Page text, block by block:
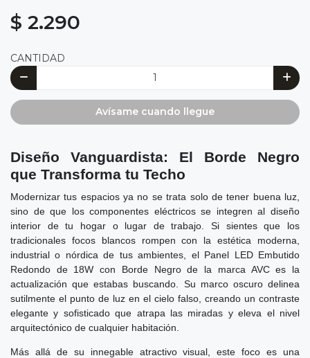
$ 2.290
CANTIDAD
Avísame cuando llegue
Diseño Vanguardista: El Borde Negro
que Transforma tu Techo
Modernizar tus espacios ya no se trata solo de tener buena luz,
sino de que los componentes eléctricos se integren al diseño
interior de tu hogar o lugar de trabajo. Si sientes que los
tradicionales focos blancos rompen con la estética moderna,
industrial o nórdica de tus ambientes, el Panel LED Embutido
Redondo de 18W con Borde Negro de la marca AVC es la
actualización que estabas buscando. Su marco oscuro delinea
sutilmente el punto de luz en el cielo falso, creando un contraste
elegante y sofisticado que atrapa las miradas y eleva el nivel
arquitectónico de cualquier habitación.
Más allá de su innegable atractivo visual, este foco es una